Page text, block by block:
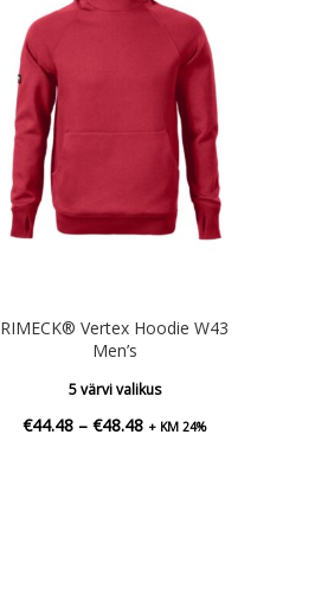
RIMECK® Vertex Hoodie W43
Men’s
5 värvi valikus
€44.48 – €48.48Hinnavahemik:
+ KM 24%